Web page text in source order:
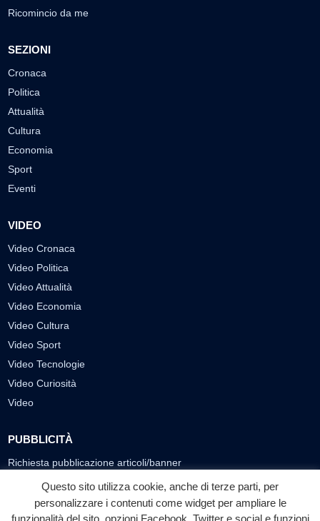
Ricomincio da me
SEZIONI
Cronaca
Politica
Attualità
Cultura
Economia
Sport
Eventi
VIDEO
Video Cronaca
Video Politica
Video Attualità
Video Economia
Video Cultura
Video Sport
Video Tecnologie
Video Curiosità
Video
PUBBLICITÀ
Richiesta pubblicazione articoli/banner
SEGUICI SUI SOCIAL
Questo sito utilizza cookie, anche di terze parti, per
personalizzare i contenuti come widget per ampliare le